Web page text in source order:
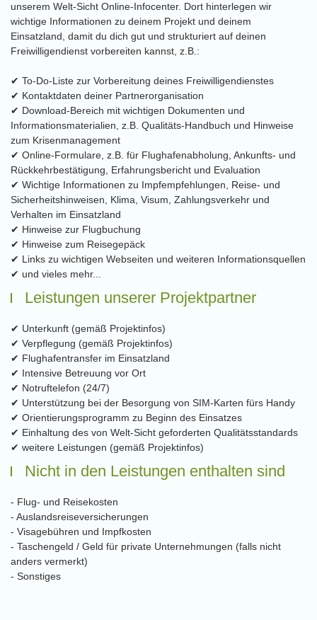
unserem Welt-Sicht Online-Infocenter. Dort hinterlegen wir
wichtige Informationen zu deinem Projekt und deinem
Einsatzland, damit du dich gut und strukturiert auf deinen
Freiwilligendienst vorbereiten kannst, z.B.:
✔ To-Do-Liste zur Vorbereitung deines Freiwilligendienstes
✔ Kontaktdaten deiner Partnerorganisation
✔ Download-Bereich mit wichtigen Dokumenten und
Informationsmaterialien, z.B. Qualitäts-Handbuch und Hinweise
zum Krisenmanagement
✔ Online-Formulare, z.B. für Flughafenabholung, Ankunfts- und
Rückkehrbestätigung, Erfahrungsbericht und Evaluation
✔ Wichtige Informationen zu Impfempfehlungen, Reise- und
Sicherheitshinweisen, Klima, Visum, Zahlungsverkehr und
Verhalten im Einsatzland
✔ Hinweise zur Flugbuchung
✔ Hinweise zum Reisegepäck
✔ Links zu wichtigen Webseiten und weiteren Informationsquellen
✔ und vieles mehr...
Leistungen unserer Projektpartner
✔ Unterkunft (gemäß Projektinfos)
✔ Verpflegung (gemäß Projektinfos)
✔ Flughafentransfer im Einsatzland
✔ Intensive Betreuung vor Ort
✔ Notruftelefon (24/7)
✔ Unterstützung bei der Besorgung von SIM-Karten fürs Handy
✔ Orientierungsprogramm zu Beginn des Einsatzes
✔ Einhaltung des von Welt-Sicht geforderten Qualitätsstandards
✔ weitere Leistungen (gemäß Projektinfos)
Nicht in den Leistungen enthalten sind
- Flug- und Reisekosten
- Auslandsreiseversicherungen
- Visagebühren und Impfkosten
- Taschengeld / Geld für private Unternehmungen (falls nicht
anders vermerkt)
- Sonstiges